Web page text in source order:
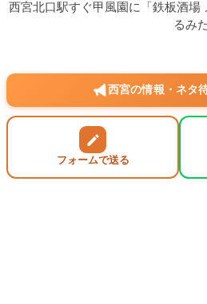
西宮北口駅すぐ甲風園に「鉄板酒場
るみ
西宮の情報・ネタ
フォームで送る